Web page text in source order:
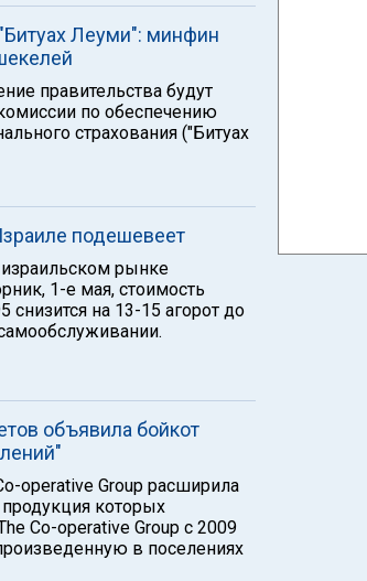
Леуми": минфин
правительства будут
по обеспечению
страхования ("Битуах
подешевеет
рынке
1-е мая, стоимость
на 13-15 агорот до
объявила бойкот
operative Group расширила
которых
Co-operative Group с 2009
в поселениях